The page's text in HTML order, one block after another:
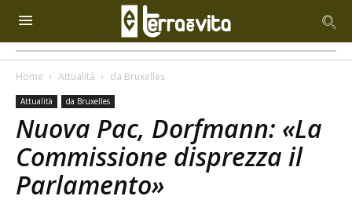
Home Attualità da Bruxelles
Attualità da Bruxelles
Nuova Pac, Dorfmann: «La
Commissione disprezza il
Parlamento»